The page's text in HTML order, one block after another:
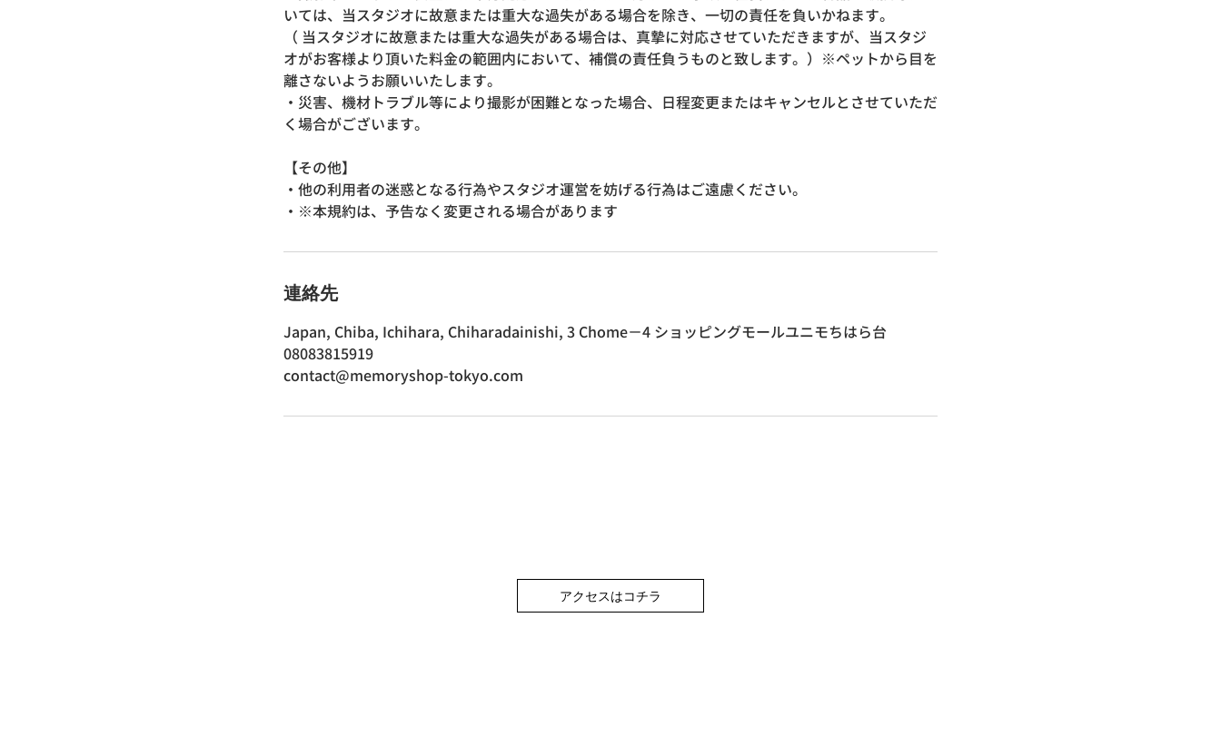
いては、当スタジオに故意または重大な過失がある場合を除き、一切の責任を負いかねます。
（ 当スタジオに故意または重大な過失がある場合は、真摯に対応させていただきますが、当スタジ
オがお客様より頂いた料金の範囲内において、補償の責任負うものと致します。）※ペットから目を
離さないようお願いいたします。
・災害、機材トラブル等により撮影が困難となった場合、日程変更またはキャンセルとさせていただ
く場合がございます。
【その他】
・他の利用者の迷惑となる行為やスタジオ運営を妨げる行為はご遠慮ください。
・※本規約は、予告なく変更される場合があります
連絡先
Japan, Chiba, Ichihara, Chiharadainishi, 3 Chome−4 ショッピングモールユニモちはら台
08083815919
contact@memoryshop-tokyo.com
アクセスはコチラ